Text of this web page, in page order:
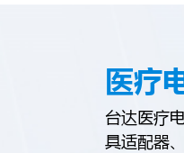
医疗
台达医疗
具适配器